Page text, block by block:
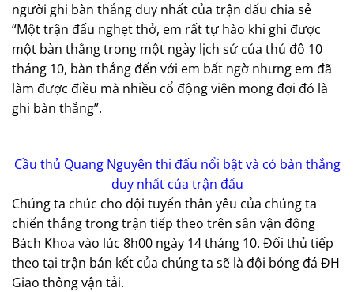
người ghi bàn thắng duy nhất của trận đấu chia sẻ
“Một trận đấu nghẹt thở, em rất tự hào khi ghi được
một bàn thắng trong một ngày lịch sử của thủ đô 10
tháng 10, bàn thắng đến với em bất ngờ nhưng em đã
làm được điều mà nhiều cổ động viên mong đợi đó là
ghi bàn thắng”.
Cầu thủ Quang Nguyên thi đấu nổi bật và có bàn thắng
duy nhất của trận đấu
Chúng ta chúc cho đội tuyển thân yêu của chúng ta
chiến thắng trong trận tiếp theo trên sân vận động
Bách Khoa vào lúc 8h00 ngày 14 tháng 10. Đối thủ tiếp
theo tại trận bán kết của chúng ta sẽ là đội bóng đá ĐH
Giao thông vận tải.